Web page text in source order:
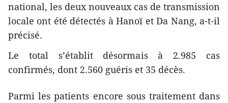
national, les deux nouveaux cas de transmission
locale ont été détectés à Hanoï et Da Nang, a-t-il
précisé.
Le total s’établit désormais à 2.985 cas
confirmés, dont 2.560 guéris et 35 décès.
Parmi les patients encore sous traitement dans